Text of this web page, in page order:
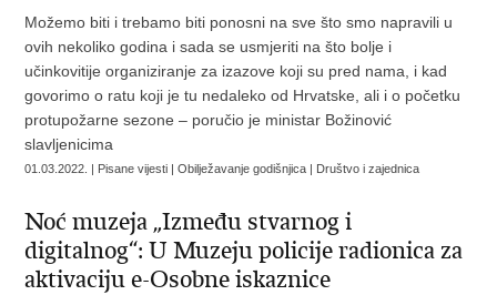
Možemo biti i trebamo biti ponosni na sve što smo napravili u
ovih nekoliko godina i sada se usmjeriti na što bolje i
učinkovitije organiziranje za izazove koji su pred nama, i kad
govorimo o ratu koji je tu nedaleko od Hrvatske, ali i o početku
protupožarne sezone – poručio je ministar Božinović
slavljenicima
01.03.2022. | Pisane vijesti | Obilježavanje godišnjica | Društvo i zajednica
Noć muzeja „Između stvarnog i
digitalnog“: U Muzeju policije radionica za
aktivaciju e-Osobne iskaznice